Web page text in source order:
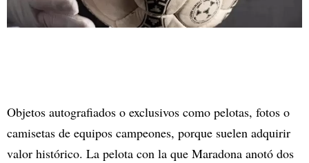
Objetos autografiados o exclusivos como pelotas, fotos o
camisetas de equipos campeones, porque suelen adquirir
valor histórico. La pelota con la que Maradona anotó dos